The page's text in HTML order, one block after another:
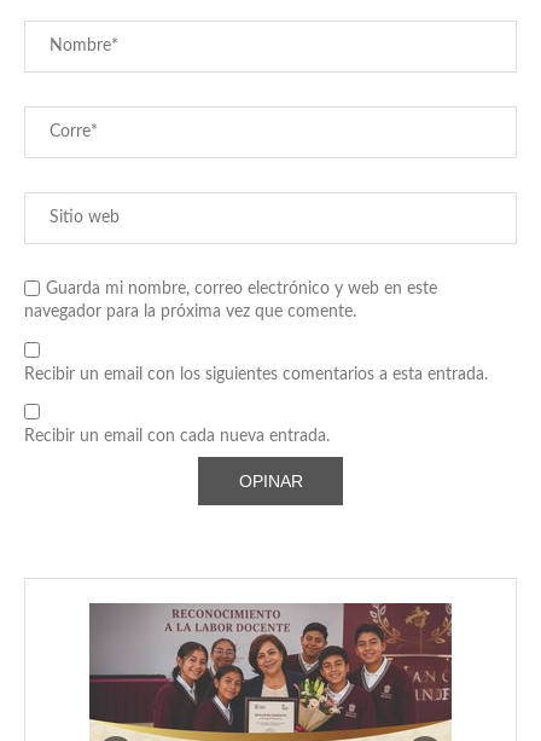
Guarda mi nombre, correo electrónico y web en este
navegador para la próxima vez que comente.
Recibir un email con los siguientes comentarios a esta entrada.
Recibir un email con cada nueva entrada.